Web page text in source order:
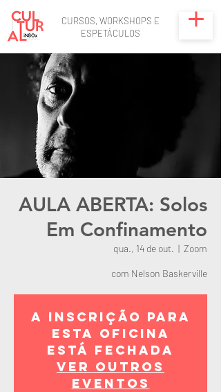
CURSOS, WORKSHOPS E
ESPETÁCULOS
AULA ABERTA: Solos
Em Confinamento
qua., 14 de out.
  |
Zoom
com Nelson Baskerville
A inscrição para
esta oficina
está fechada
Ver outros
eventos